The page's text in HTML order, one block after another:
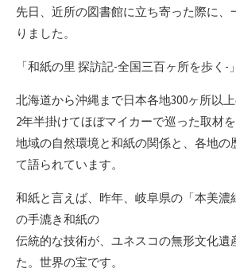
先日、近所の図書館に立ち寄った際に、
りました。
「和紙の里 探訪記-全国三百ヶ所を歩
北海道から沖縄まで日本各地300ヶ所以
2年半掛けてほぼマイカーで巡った取材を
地域の自然環境と和紙の関係と、各地の
て語られています。
和紙と言えば、昨年、岐阜県の「本美濃
の手漉き和紙の
伝統的な技術が、ユネスコの無形文化遺
た。世界の宝です。